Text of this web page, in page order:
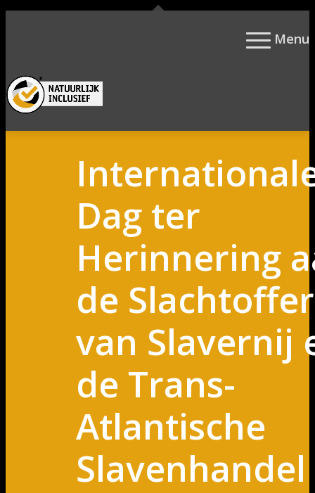
Menu
Dag ter
Herinnering
de
van Slavernij
de Trans-
Atlantische
Slavenhandel